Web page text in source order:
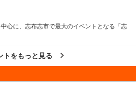
心に、志布志市で最大のイベントとなる「志
トをもっと見る